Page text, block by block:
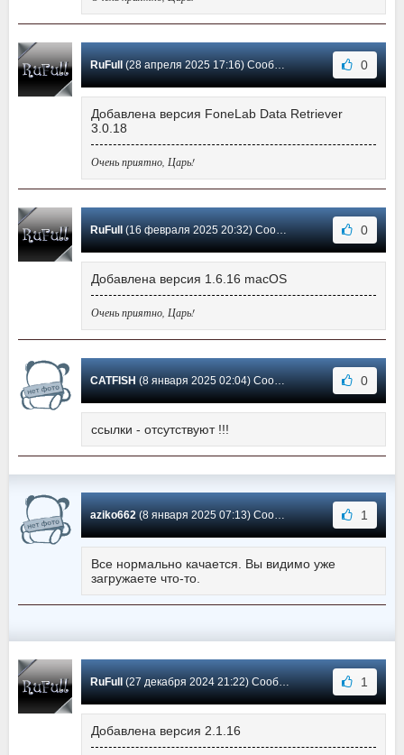
RuFull (28 апреля 2025 17:16) Сообщение #38 0
Добавлена версия FoneLab Data Retriever
3.0.18
Очень приятно, Царь!
RuFull (16 февраля 2025 20:32) Сообщение #37 0
Добавлена версия 1.6.16 macOS
Очень приятно, Царь!
CATFISH(8 января 2025 02:04) Сообщение #36 0
ссылки - отсутствуют !!!
aziko662(8 января 2025 07:13) Сообщение #35 1
Все нормально качается. Вы видимо уже
загружаете что-то.
RuFull (27 декабря 2024 21:22) Сообщение #34 1
Добавлена версия 2.1.16